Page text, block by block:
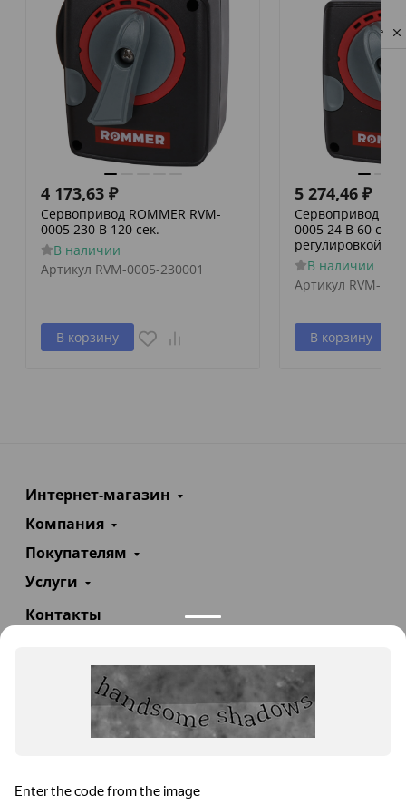
4 173,63 ₽
Сервопривод ROMMER RVM-
0005 230 В 120 сек.
В наличии
Артикул RVM-0005-230001
В корзину
5 274,46 ₽
Сервопривод
0005 24 В 60
регулировкой по
В наличии
Артикул RVM-
В корзину
Интернет-магазин
Компания
Покупателям
Услуги
Контакты
info@teploexpert.com
Пн—Сб 09:00 – 18:00
Privacy notice